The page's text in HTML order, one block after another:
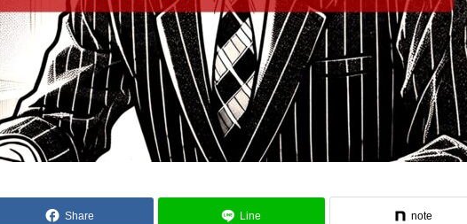
Share Line note